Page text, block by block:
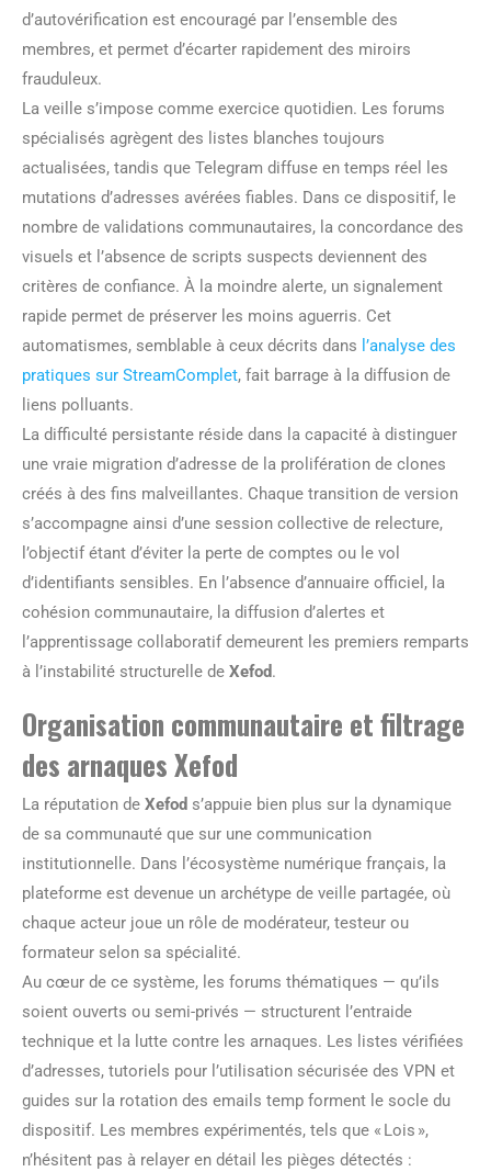
d’autovérification est encouragé par l’ensemble des
membres, et permet d’écarter rapidement des miroirs
frauduleux.
La veille s’impose comme exercice quotidien. Les forums
spécialisés agrègent des listes blanches toujours
actualisées, tandis que Telegram diffuse en temps réel les
mutations d’adresses avérées fiables. Dans ce dispositif, le
nombre de validations communautaires, la concordance des
visuels et l’absence de scripts suspects deviennent des
critères de confiance. À la moindre alerte, un signalement
rapide permet de préserver les moins aguerris. Cet
automatismes, semblable à ceux décrits dans l’analyse des
pratiques sur StreamComplet, fait barrage à la diffusion de
liens polluants.
La difficulté persistante réside dans la capacité à distinguer
une vraie migration d’adresse de la prolifération de clones
créés à des fins malveillantes. Chaque transition de version
s’accompagne ainsi d’une session collective de relecture,
l’objectif étant d’éviter la perte de comptes ou le vol
d’identifiants sensibles. En l’absence d’annuaire officiel, la
cohésion communautaire, la diffusion d’alertes et
l’apprentissage collaboratif demeurent les premiers remparts
à l’instabilité structurelle de Xefod.
Organisation communautaire et filtrage
des arnaques Xefod
La réputation de Xefod s’appuie bien plus sur la dynamique
de sa communauté que sur une communication
institutionnelle. Dans l’écosystème numérique français, la
plateforme est devenue un archétype de veille partagée, où
chaque acteur joue un rôle de modérateur, testeur ou
formateur selon sa spécialité.
Au cœur de ce système, les forums thématiques — qu’ils
soient ouverts ou semi-privés — structurent l’entraide
technique et la lutte contre les arnaques. Les listes vérifiées
d’adresses, tutoriels pour l’utilisation sécurisée des VPN et
guides sur la rotation des emails temp forment le socle du
dispositif. Les membres expérimentés, tels que « Lois »,
n’hésitent pas à relayer en détail les pièges détectés :